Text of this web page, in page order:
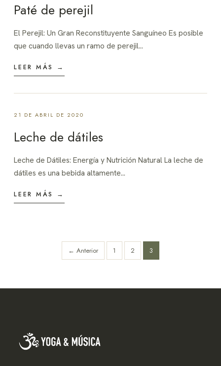
Paté de perejil
El Perejil: Un Gran Reconstituyente Sanguíneo Es posible
que cuando llevas un ramo de perejil…
LEER MÁS →
21 DE ABRIL DE 2020
Leche de dátiles
Leche de Dátiles: Energía y Nutrición Natural La leche de
dátiles es una bebida altamente…
LEER MÁS →
Paginación
entradas
← Anterior 1 2 3